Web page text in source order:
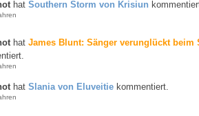
hat Southern Storm von Krisiun
hat James Blunt: Sänger verunglückt beim
hat Slania von Eluveitie kommentiert.